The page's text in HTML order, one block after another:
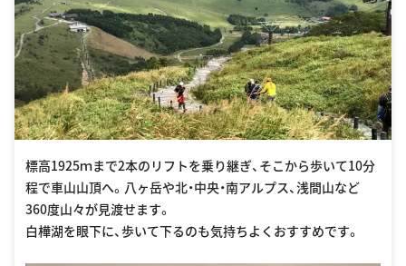
標高1925ｍまで2本のリフトを乗り継ぎ、そこから歩いて10分
程で車山山頂へ。八ヶ岳や北・中央・南アルプス、浅間山など
360度山々が見渡せます。
白樺湖を眼下に、歩いて下るのも気持ちよくおすすめです。